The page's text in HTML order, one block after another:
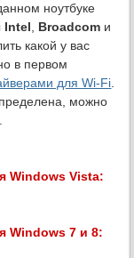
ноутбуке
Intel Broadcom и
какой у вас
в первом
для Wi-Fi
можно
Windows Vista:
Windows 7 и 8: